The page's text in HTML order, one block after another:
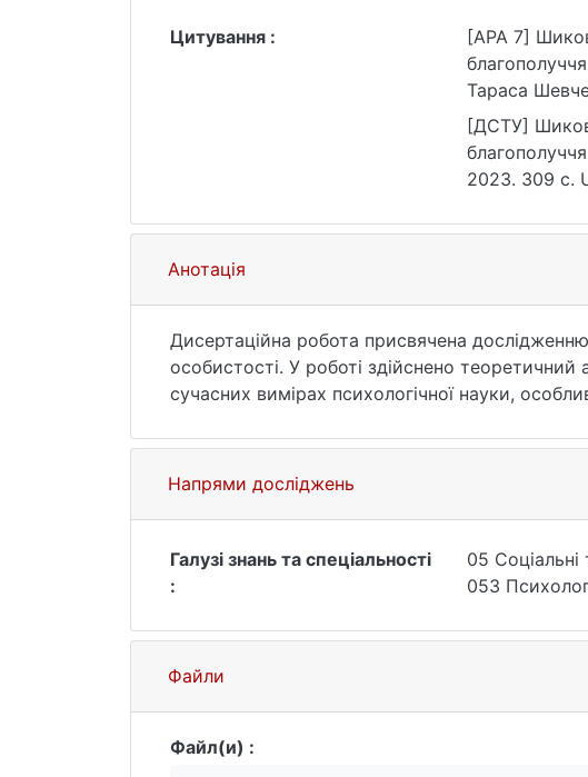
Цитування :
[APA 7]
Тараса
[ДСТУ]
2023. 309 с.
Анотація
Дисертаційна робота присвячена дослідженню
особистості. У роботі здійснено
сучасних вимірах психологічної науки,
особистості. Побудовано та обгрунтовано
благополуччя у представників аутгруп
Напрями досліджень
Галузі знань та спеціальності
:
05 Соціальні
053
Файли
Файл(и) :